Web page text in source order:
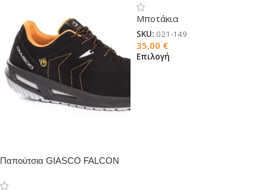
Παπούτσια GIASCO FALCON
Μποτάκια
SKU: 021-149
35,00 €
Επιλογή